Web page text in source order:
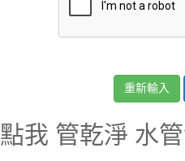
點我 管乾淨 水